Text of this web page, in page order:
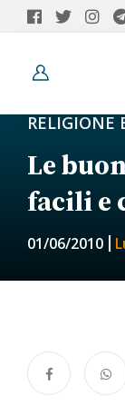
RELIGIONE
Le
facili e
01/06/2010